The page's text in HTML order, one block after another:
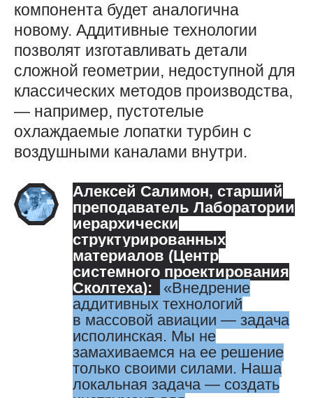
компонента будет аналогична
новому. Аддитивные технологии
позволят изготавливать детали
сложной геометрии, недоступной для
классических методов производства,
— например, пустотелые
охлаждаемые лопатки турбин с
воздушными каналами внутри.
Алексей Салимон, старший
преподаватель Лаборатории
иерархически
структурированных
материалов (Центр
системного проектирования
Сколтеха):
Внедрение
аддитивных технологий
в массовой авиации — ​задача
исполинская. Мы не
замахиваемся на ее решение
только своими силами. Наша
локальная задача — ​создать